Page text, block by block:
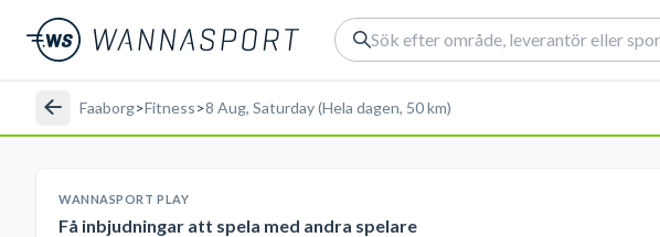
Faaborg>Fitness>8 Aug, Saturday (Hela dagen, 50 km)
WANNASPORT PLAY
Få inbjudningar att spela med andra spelare